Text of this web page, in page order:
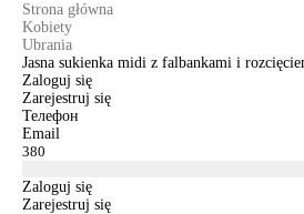
Strona główna
Kobiety
Ubrania
Jasna sukienka midi z falbankami i
Zaloguj się
Zarejestruj się
Телефон
Email
Zaloguj się
Zarejestruj się